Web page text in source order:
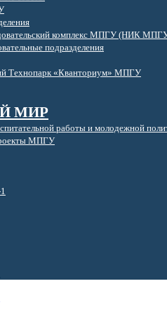
комплекс МПГУ (НИК
подразделения
Технопарк «Кванториум» МПГУ
МИР
работы и молодежной
МПГУ